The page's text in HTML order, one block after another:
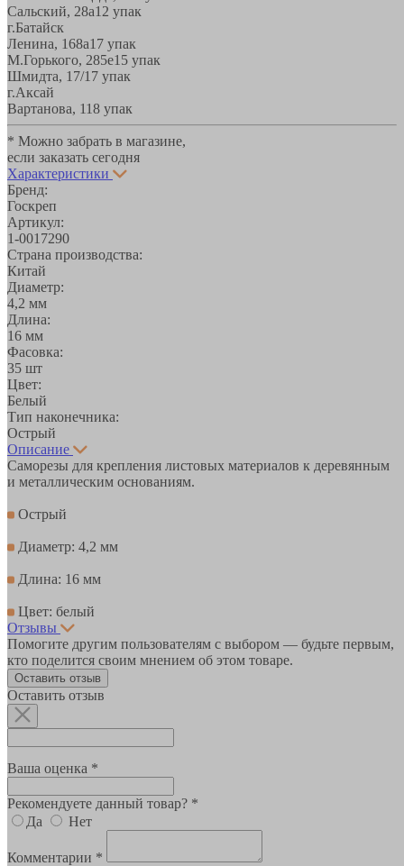
Сальский, 28a12 упак
г.Батайск
Ленина, 168а17 упак
М.Горького, 285е15 упак
Шмидта, 17/1 7 упак
г.Аксай
Вартанова, 118 упак
* Можно забрать в магазине,
если заказать сегодня
Характеристики
Бренд:
Госкреп
Артикул:
1-0017290
Страна производства:
Китай
Диаметр:
4,2 мм
Длина:
16 мм
Фасовка:
35 шт
Цвет:
Белый
Тип наконечника:
Острый
Описание
Саморезы для крепления листовых материалов к деревянным
и металлическим основаниям.
Острый
Диаметр: 4,2 мм
Длина: 16 мм
Цвет: белый
Отзывы
Помогите другим пользователям с выбором — будьте первым,
кто поделится своим мнением об этом товаре.
Оставить отзыв
Оставить отзыв
Ваша оценка *
Рекомендуете данный товар? *
Да
Нет
Комментарии *